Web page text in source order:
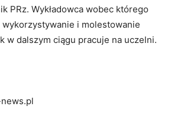
PRz. Wykładowca wobec którego
wykorzystywanie i molestowanie
w dalszym ciągu pracuje na uczelni.